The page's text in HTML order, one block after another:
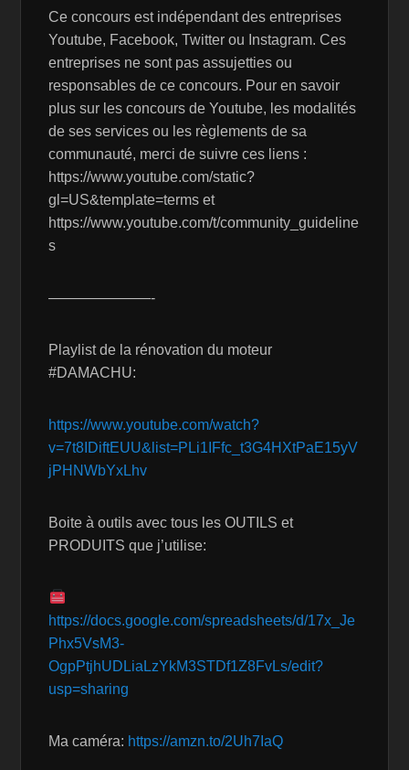
Ce concours est indépendant des entreprises
Youtube, Facebook, Twitter ou Instagram. Ces
entreprises ne sont pas assujetties ou
responsables de ce concours. Pour en savoir
plus sur les concours de Youtube, les modalités
de ses services ou les règlements de sa
communauté, merci de suivre ces liens :
https://www.youtube.com/static?
gl=US&template=terms et
https://www.youtube.com/t/community_guideline
s
———————-
Playlist de la rénovation du moteur
#DAMACHU:
https://www.youtube.com/watch?
v=7t8IDiftEUU&list=PLi1IFfc_t3G4HXtPaE15yV
jPHNWbYxLhv
Boite à outils avec tous les OUTILS et
PRODUITS que j’utilise:
https://docs.google.com/spreadsheets/d/17x_Je
Phx5VsM3-
OgpPtjhUDLiaLzYkM3STDf1Z8FvLs/edit?
usp=sharing
Ma caméra: https://amzn.to/2Uh7IaQ